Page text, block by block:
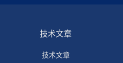
技术文章
技术文章